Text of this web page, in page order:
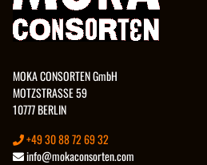
MOKA CONSORTEN GmbH
MOTZSTRASSE 59
10777 BERLIN
+49 30 88 72 69 32
info@mokaconsorten.com